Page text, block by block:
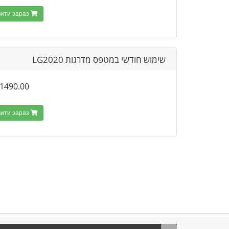
שימוש חודשי במטפס מדרגות LG2020
1490.00 ₪